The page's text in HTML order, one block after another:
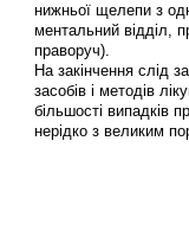
нижньої щелепи з
ментальний відділ,
праворуч).
На закінчення слід
засобів і методів
більшості випадків
нерідко з великим